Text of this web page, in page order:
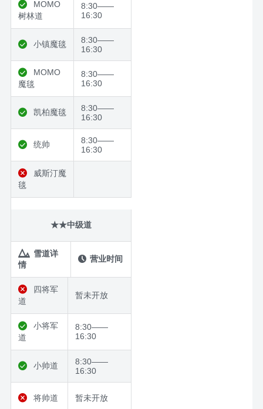
MOMO
树林道
8:30——
16:30
小镇魔毯
8:30——
16:30
MOMO
魔毯
8:30——
16:30
凯柏魔毯
8:30——
16:30
统帅
8:30——
16:30
威斯汀魔
毯
★★中级道
雪道详
情
营业时间
四将军
道
暂未开放
小将军
道
8:30——
16:30
小帅道
8:30——
16:30
将帅道 暂未开放